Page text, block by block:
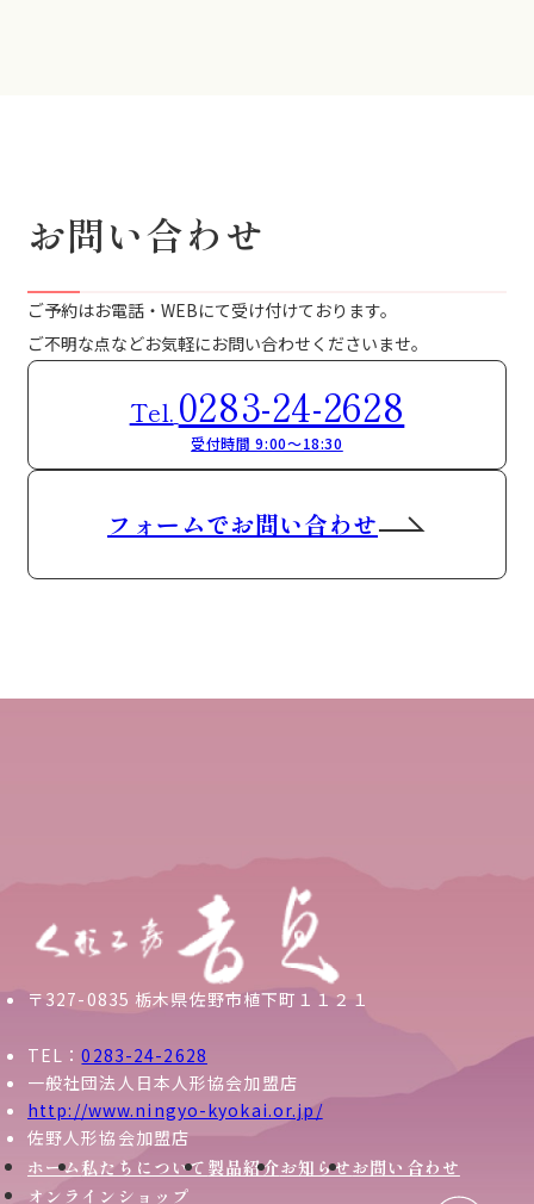
お問い合わせ
ご予約はお電話・WEBにて受け付けております。
ご不明な点などお気軽にお問い合わせくださいませ。
Tel. 0283-24-2628
受付時間 9:00～18:30
フォームでお問い合わせ
〒327-0835 栃木県佐野市植下町１１２１
TEL：0283-24-2628
一般社団法人日本人形協会加盟店
http://www.ningyo-kyokai.or.jp/
佐野人形協会加盟店
ホーム私たちについて 製品紹介お知らせお問い合わせ
オンラインショップ